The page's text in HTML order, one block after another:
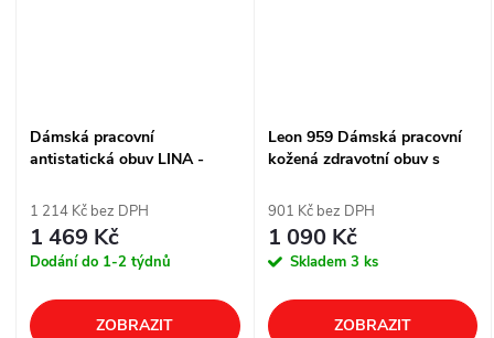
Dámská pracovní
antistatická obuv LINA -
1 214 Kč bez DPH
1 469 Kč
Dodání do 1-2 týdnů
ZOBRAZIT
Leon 959 Dámská pracovní
kožená zdravotní obuv s
901 Kč bez DPH
1 090 Kč
Skladem 3 ks
ZOBRAZIT